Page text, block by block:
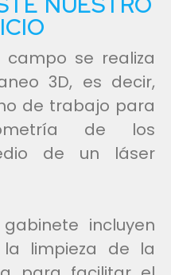
campo se realiza
3D, es decir,
de trabajo para
de los
de un láser
incluyen
limpieza de la